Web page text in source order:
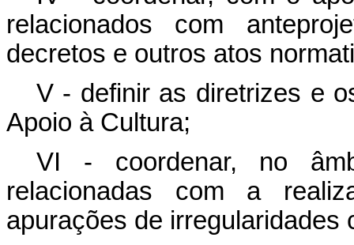
relacionados com
decretos e outros atos
V - definir as diretrizes e
Apoio à Cultura;
VI - coordenar, no
relacionadas com a
apurações de irregularidades